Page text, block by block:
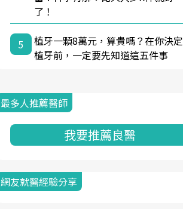
了！
5
植牙一顆8萬元，算貴嗎？在你決定
植牙前，一定要先知道這五件事
最多人推薦醫師
我要推薦良醫
網友就醫經驗分享